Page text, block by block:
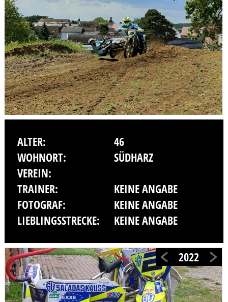
ALTER:
46
WOHNORT:
SÜDHARZ
VEREIN:
TRAINER:
KEINE ANGABE
FOTOGRAF:
KEINE ANGABE
LIEBLINGSSTRECKE:
KEINE ANGABE
2022